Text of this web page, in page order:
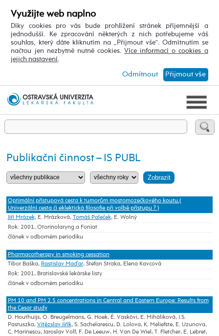
Využijte web naplno
Díky cookies pro vás bude prohlížení stránek příjemnější a
jednodušší. Ke zpracování některých z nich potřebujeme váš
souhlas, který dáte kliknutím na „Přijmout vše“. Odmítnutím se
načtou jen nezbytně nutné cookies.Více informací o cookies a
jejich nastavení
Přijmout vše
Odmítnout
Publikační činnost – IS PUBL
Optimální přístupová cesta k tumorům mostomozečkového koutu.(
Univerzální cesta či eklektická filosofie při volbě přístupu ? )
Jiří Mrázek, E. Mrázková, Tomáš Paleček, E. Wolný
Rok: 2001, Otorinolaryng.a Foniat
článek v odborném periodiku
Pharmacotherapy in smoking cessation
Tibor Baška, Rastislav Maďar, Štefan Straka, Elena Kavcová
Rok: 2001, Bratislavské lekárske listy
článek v odborném periodiku
PM 10 and PM 2.5 concentrations in Central and Eastern Europe: Results from
the Cesar study
D. Houthuijs, O. Breugelmans, G. Hoek, É. Vaskövi, E. Miháliková, J.S.
Pastuszka, Vítězslav Jiřík, S. Sachelarescu, D. Lolova, K. Meliefste, E. Uzunova,
C. Marinescu, Jaroslav Volf, F. De Leeuw, H. Van De Wiel, T. Fletcher, E. Lebret,